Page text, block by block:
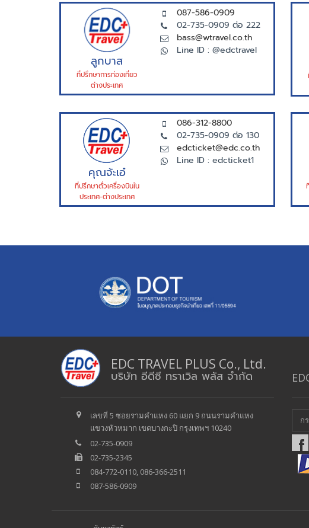
ลูกบาส
ที่ปรึกษาการท่องเที่ยว
ต่างประเทศ
087-586-0909
02-735-0909 ต่อ 222
bass@wtravel.co.th
Line ID : @edctravel
คุณจ้ะเอ๋
ที่ปรึกษาตั่วเครื่องบินใน
ประเทศ-ต่างประเทศ
086-312-8800
02-735-0909 ต่อ 130
edcticket@edc.co.th
Line ID : edcticket1
EDC TRAVEL PLUS Co., Ltd.
บริษัท อีดีซี ทราเวิล พลัส จำกัด
เลขที่ 5 ซอยรามคำแหง 60 แยก 9 ถนนรามคำแหง
แขวงหัวหมาก เขตบางกะปิ กรุงเทพฯ 10240
02-735-0909
02-735-2345
084-772-0110, 086-366-2511
087-586-0909